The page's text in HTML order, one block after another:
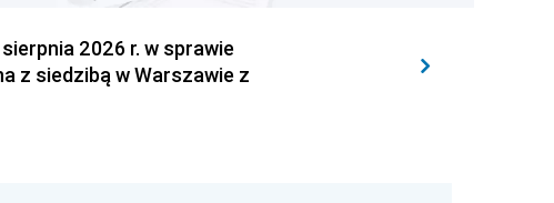
sierpnia 2026 r. w sprawie
z siedzibą w Warszawie z